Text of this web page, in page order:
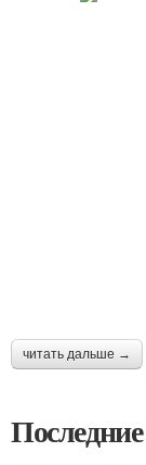
читать дальше →